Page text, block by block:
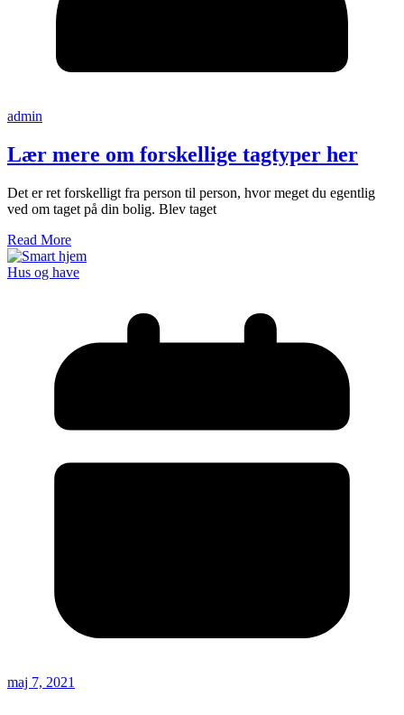
admin
Lær mere om forskellige tagtyper her
Det er ret forskelligt fra person til person, hvor meget du egentlig
ved om taget på din bolig. Blev taget
Read More
Hus og have
maj 7, 2021